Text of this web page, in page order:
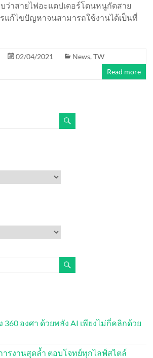
ว่าสายไฟอะแดปเตอร์โดนหนูกัดสาย
แก้ไขปัญหาจนสามารถใช้งานได้เป็นที่
02/04/2021 News,TW
Read more
360 องศา ด้วยพลัง AI เพียงไม่กี่คลิกด้วย
ารงานสุดล้ำ ตอบโจทย์ทุกไลฟ์สไตล์